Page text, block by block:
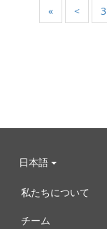
« < 3
日本語
私たちについて
チーム